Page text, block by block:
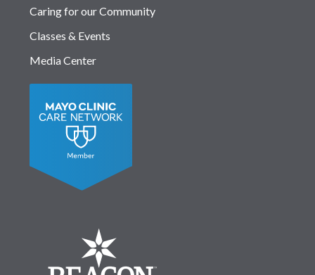
Caring for our Community
Classes & Events
Media Center